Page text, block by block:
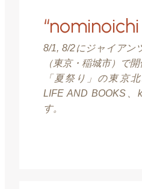
“nominoichi
8/1, 8/2にジャイアン
（東京・稲城市）で
「夏祭り」の東京北
LIFE AND BOOKS
す。